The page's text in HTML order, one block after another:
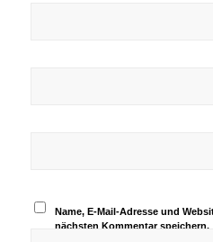
Name, E-Mail-Adresse und
nächsten Kommentar speichern.